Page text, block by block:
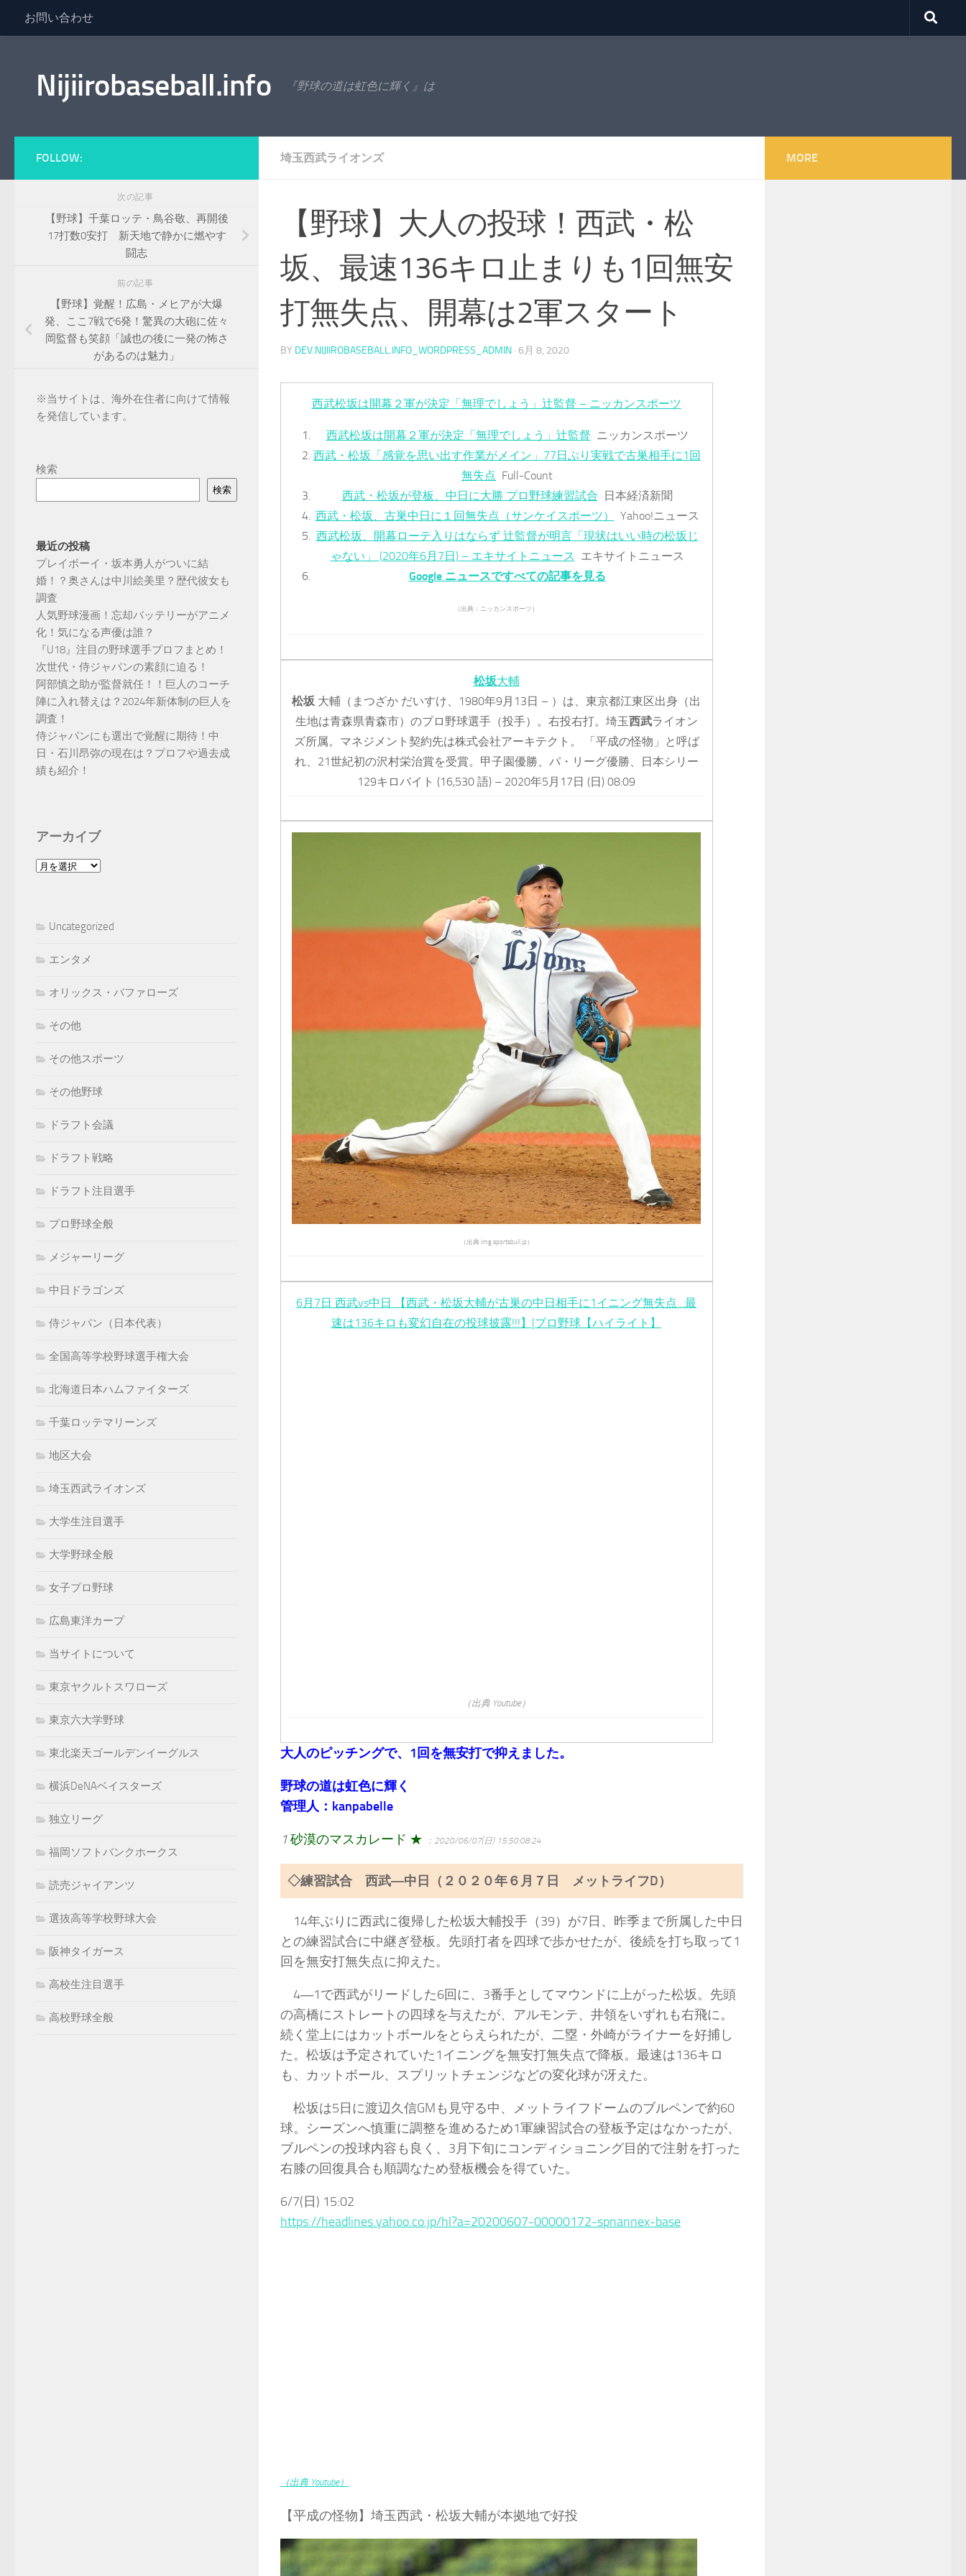
コンテンツへスキップ
お問い合わせ
Nijiirobaseball.info 『野球の道は虹色に輝く』は
埼玉西武ライオンズ
【野球】大人の投球！西武・松
坂、最速136キロ止まりも1回無安
打無失点、開幕は2軍スタート
BY DEV.NIJIIROBASEBALL.INFO_WORDPRESS_ADMIN · 6月 8, 2020
西武松坂は開幕２軍が決定「無理でしょう」辻監督 – ニッカンスポーツ
西武松坂は開幕２軍が決定「無理でしょう」辻監督 ニッカンスポーツ
西武・松坂「感覚を思い出す作業がメイン」77日ぶり実戦で古巣相手に1回
無失点 Full-Count
西武・松坂が登板、中日に大勝 プロ野球練習試合 日本経済新聞
西武・松坂、古巣中日に１回無失点（サンケイスポーツ）
Yahoo!ニュース
西武松坂、開幕ローテ入りはならず 辻監督が明言「現状はいい時の松坂じ
ゃない」 (2020年6月7日) – エキサイトニュース エキサイトニュース
Google ニュースですべての記事を見る
（出典：ニッカンスポーツ）
松坂大輔
松坂 大輔（まつざか だいすけ、1980年9月13日 – ）は、東京都江東区出身（出
生地は青森県青森市）のプロ野球選手（投手）。右投右打。埼玉西武ライオン
ズ所属。マネジメント契約先は株式会社アーキテクト。 「平成の怪物」と呼ば
れ、21世紀初の沢村栄治賞を受賞。甲子園優勝、パ・リーグ優勝、日本シリー
129キロバイト (16,530 語) – 2020年5月17日 (日) 08:09
（出典 img.sportsbull.jp）
6月7日 西武vs中日 【西武・松坂大輔が古巣の中日相手に1イニング無失点…最
速は136キロも変幻自在の投球披露!!!】|プロ野球【ハイライト】
（出典 Youtube）
大人のピッチングで、1回を無安打で抑えました。
野球の道は虹色に輝く
管理人：kanpabelle
1砂漠のマスカレード ★ ：2020/06/07(日) 15:50:08.24
◇練習試合 西武―中日（２０２０年６月７日 メットライフD）
14年ぶりに西武に復帰した松坂大輔投手（39）が7日、昨季まで所属した中日
との練習試合に中継ぎ登板。先頭打者を四球で歩かせたが、後続を打ち取って1
回を無安打無失点に抑えた。
4―1で西武がリードした6回に、3番手としてマウンドに上がった松坂。先頭
の高橋にストレートの四球を与えたが、アルモンテ、井領をいずれも右飛に。
続く堂上にはカットボールをとらえられたが、二塁・外崎がライナーを好捕し
た。松坂は予定されていた1イニングを無安打無失点で降板。最速は136キロ
も、カットボール、スプリットチェンジなどの変化球が冴えた。
松坂は5日に渡辺久信GMも見守る中、メットライフドームのブルペンで約60
球。シーズンへ慎重に調整を進めるため1軍練習試合の登板予定はなかったが、
ブルペンの投球内容も良く、3月下旬にコンディショニング目的で注射を打った
右膝の回復具合も順調なため登板機会を得ていた。
6/7(日) 15:02
https://headlines.yahoo.co.jp/hl?a=20200607-00000172-spnannex-base
（出典 Youtube）
【平成の怪物】埼玉西武・松坂大輔が本拠地で好投
FOLLOW:
次の記事
【野球】千葉ロッテ・鳥谷敬、再開後
17打数0安打 新天地で静かに燃やす
闘志
前の記事
【野球】覚醒！広島・メヒアが大爆
発、ここ7戦で6発！驚異の大砲に佐々
岡監督も笑顔「誠也の後に一発の怖さ
があるのは魅力」
※当サイトは、海外在住者に向けて情報
を発信しています。
検索
検索
最近の投稿
プレイボーイ・坂本勇人がついに結
婚！？奥さんは中川絵美里？歴代彼女も
調査
人気野球漫画！忘却バッテリーがアニメ
化！気になる声優は誰？
『U18』注目の野球選手プロフまとめ！
次世代・侍ジャパンの素顔に迫る！
阿部慎之助が監督就任！！巨人のコーチ
陣に入れ替えは？2024年新体制の巨人を
調査！
侍ジャパンにも選出で覚醒に期待！中
日・石川昂弥の現在は？プロフや過去成
績も紹介！
アーカイブ
ア
ブ
Uncategorized
エンタメ
オリックス・バファローズ
その他
その他スポーツ
その他野球
ドラフト会議
ドラフト戦略
ドラフト注目選手
プロ野球全般
メジャーリーグ
中日ドラゴンズ
侍ジャパン（日本代表）
全国高等学校野球選手権大会
北海道日本ハムファイターズ
千葉ロッテマリーンズ
地区大会
埼玉西武ライオンズ
大学生注目選手
大学野球全般
女子プロ野球
広島東洋カープ
当サイトについて
東京ヤクルトスワローズ
東京六大学野球
東北楽天ゴールデンイーグルス
横浜DeNAベイスターズ
独立リーグ
福岡ソフトバンクホークス
読売ジャイアンツ
選抜高等学校野球大会
阪神タイガース
高校生注目選手
高校野球全般
MORE